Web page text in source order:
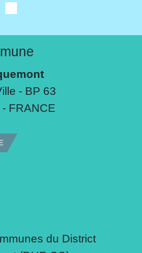
- BP 63
FRANCE
du District